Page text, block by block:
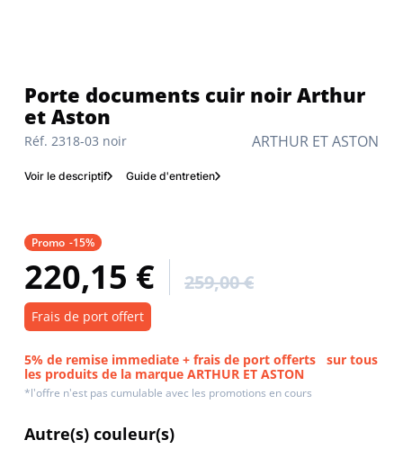
ARTHUR ET ASTON
Réf. 2318-03 noir
Porte documents cuir noir Arthur
et Aston
Voir le descriptif Guide d'entretien
Promo -15%
220,15 € 259,00 €
Frais de port offert
5% de remise immediate + frais de port offerts sur tous
les produits de la marque ARTHUR ET ASTON
*l'offre n'est pas cumulable avec les promotions en cours
Autre(s) couleur(s)